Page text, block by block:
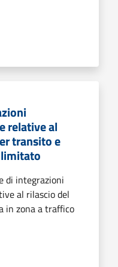
relative al
transito e
di integrazioni
al rilascio del
in zona a traffico